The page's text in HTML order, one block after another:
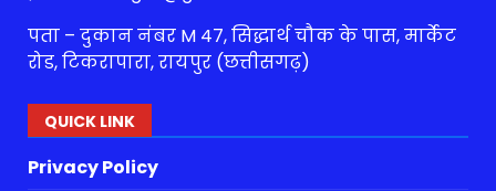
पता – दुकान नंबर M 47, सिद्धार्थ चौक के पास, मार्केट
रोड, टिकरापारा, रायपुर (छत्तीसगढ़)
QUICK LINK
Privacy Policy